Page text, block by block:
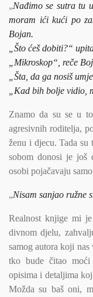
„Nađimo se sutra tu
moram ići kući po
Bojan.
„Što ćeš dobiti?“
„Mikroskop“, reče
„Šta, da ga nosiš
„Kad bih bolje vidio,
Znamo da su se u
agresivnih roditelja,
ženu i djecu. Tada
sobom donosi je
osobi pojačavaju
„Nisam sanjao ružne
Realnost knjige mi
divnom djelu,
samog autora koji
tko bude čitao
opisima i detaljima
Možda su baš oni,